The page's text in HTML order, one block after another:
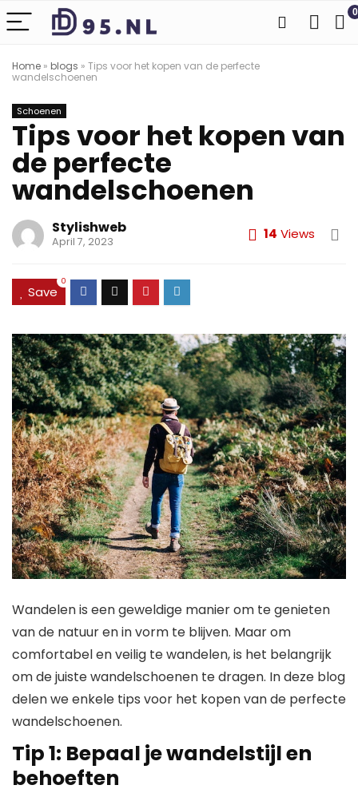
0
Home » blogs » Tips voor het kopen van de perfecte
wandelschoenen
Schoenen
Tips voor het kopen van
de perfecte
wandelschoenen
Stylishweb
April 7, 2023 14 Views
Save
0
Wandelen is een geweldige manier om te genieten
van de natuur en in vorm te blijven. Maar om
comfortabel en veilig te wandelen, is het belangrijk
om de juiste wandelschoenen te dragen. In deze blog
delen we enkele tips voor het kopen van de perfecte
wandelschoenen.
Tip 1: Bepaal je wandelstijl en
behoeften